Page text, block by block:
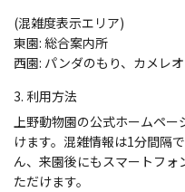
(混雑度表示エリア)
東園: 総合案内所
西園: パンダのもり、カメレ
3. 利用方法
上野動物園の公式ホームペ
けます。混雑情報は1分間隔
ん、来園後にもスマートフ
ただけます。